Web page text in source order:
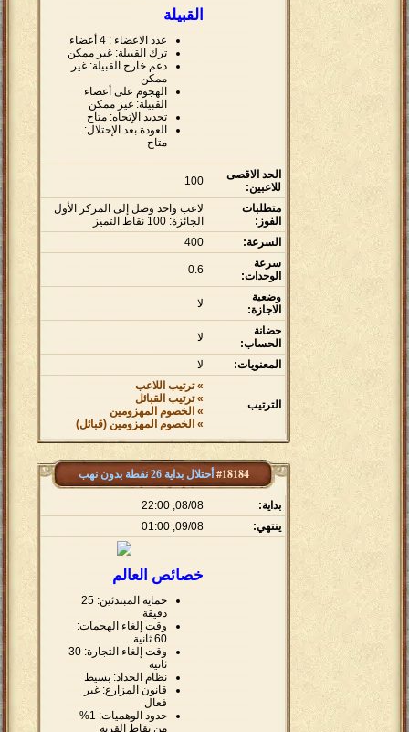
القبيلة
عدد الاعضاء : 4 أعضاء
ترك القبيلة: غير ممكن
دعم خارج القبيلة: غير
ممكن
الهجوم على أعضاء
القبيلة: غير ممكن
تحديد الإتجاه: متاح
العودة بعد الإحتلال:
متاح
الحد الاقصى
للاعبين:
100
متطلبات
الفوز:
لاعب واحد وصل إلى المركز الأول
الجائزة: 100 نقاط التميز
السرعة:
400
سرعة
الوحدات:
0.6
وضعية
الاجازة:
لا
حضانة
الحساب:
لا
المعنويات: لا
الترتيب
» ترتيب اللاعب
» ترتيب القبائل
» الخصوم المهزومين
» الخصوم المهزومين (قبائل)
#18184 أحتلال بداية 26 نقطة بدون نهب
بداية:
08/08, 22:00
ينتهي:
09/08, 01:00
خصائص العالم
حماية المبتدئين: 25
دقيقة
وقت إلغاء الهجمات:
60 ثانية
وقت إلغاء التجارة: 30
ثانية
نظام الحداد: بسيط
قانون المزارع: غير
فعال
حدود الوهميات: 1%
من نقاط القرية